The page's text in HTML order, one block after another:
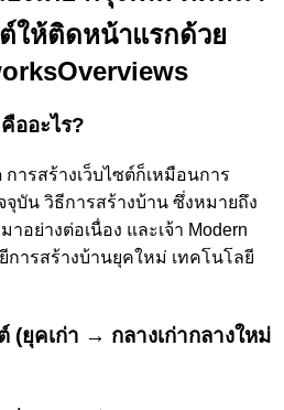
ให้ติดหน้าแรกด้วย
Overviews
ออะไร?
ารสร้างเว็บไซต์ก็เหมือนการ
บัน วิธีการสร้างบ้าน ซึ่งหมายถึง
อย่างต่อเนื่อง และเจ้า Modern
การสร้างบ้านยุคใหม่ เทคโนโลยี
(ยุคเก่า → กลางเก่ากลางใหม่